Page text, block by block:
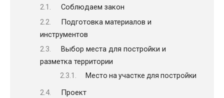
Соблюдаем закон
Подготовка материалов и
инструментов
Выбор места для постройки и
разметка территории
Место на участке для постройки
Проект